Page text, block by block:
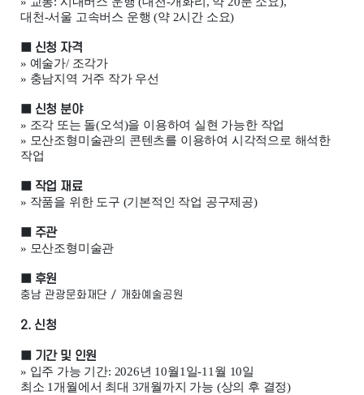
대천-서울 고속버스 운행(약 2시간 소요)
■ 신청 자격
» 예술가/ 조각가
» 충남지역 거주 작가 우선
■ 신청 분야
» 조각 또는 돌(오석)을 이용하여 실현 가능한 작업
» 모산조형미술관의 콘텐츠를 이용하여 시각적으로 해석한
작업
■ 작업 재료
» 작품을 위한 도구 (기본적인 작업 공구제공)
■ 주관
» 모산조형미술관
■ 후원
충남 관광문화재단 / 개화예술공원
2. 신청
■ 기간 및 인원
» 입주 가능 기간: 2026년 10월1 일-11 월 10일
최소 1 개월에서 최대 3개월까지 가능 (상의 후 결정)